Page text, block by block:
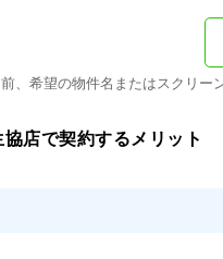
、希望の物件名またはスクリー
協店で契約するメリット